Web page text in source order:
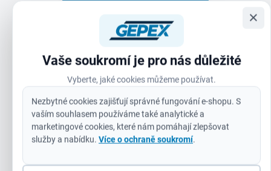
Vaše soukromí je pro nás důležité
Vyberte, jaké cookies můžeme používat.
Nezbytné cookies zajišťují správné fungování e-shopu. S
vaším souhlasem používáme také analytické a
marketingové cookies, které nám pomáhají zlepšovat
služby a nabídku. Více o ochraně soukromí.
×
Boční části nástrčného klíče typu FOUR FLAT™ zabraňují
odvalení.
Strany FOUR FLAT™ pro snadné použití s klíčem pro
Vyražené rozměry zaručují snadnou viditelnost.
Povrchová úprava chromováním.